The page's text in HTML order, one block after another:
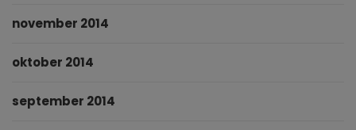
november 2014
oktober 2014
september 2014